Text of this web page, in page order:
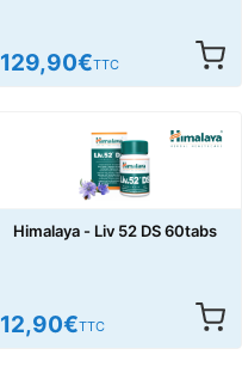
129,90€TTC
Himalaya - Liv 52 DS 60tabs
12,90€TTC